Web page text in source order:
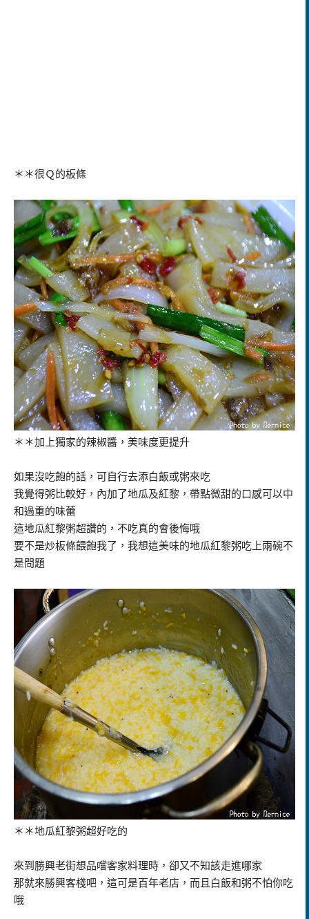
＊＊很Ｑ的板條
＊＊加上獨家的辣椒醬，美味度更提升
如果沒吃飽的話，可自行去添白飯或粥來吃
我覺得粥比較好，內加了地瓜及紅黎，帶點微甜的口感可以中
和過重的味蕾
這地瓜紅黎粥超讚的，不吃真的會後悔哦
要不是炒板條餵飽我了，我想這美味的地瓜紅黎粥吃上兩碗不
是問題
＊＊地瓜紅黎粥超好吃的
來到勝興老街想品嚐客家料理時，卻又不知該走進哪家
那就來勝興客棧吧，這可是百年老店，而且白飯和粥不怕你吃
哦